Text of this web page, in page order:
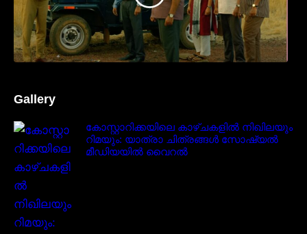
Gallery
കോസ്റ്റാറിക്കയിലെ കാഴ്ചകളിൽ നിഖിലയും
റിമയും: യാത്രാ ചിത്രങ്ങൾ സോഷ്യൽ
മീഡിയയിൽ വൈറൽ